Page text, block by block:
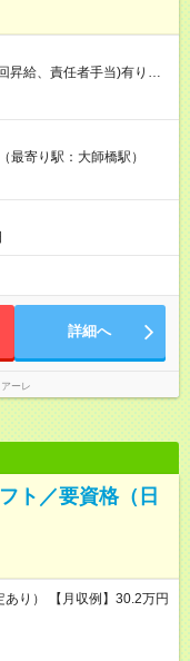
昇給、責任者手当)有り。
期間】試用
最寄り駅：大師橋駅）
詳細へ
ーレ
ト／要資格（日
り） 【月収例】30.2万円